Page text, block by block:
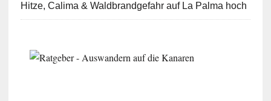
Hitze, Calima & Waldbrandgefahr auf La Palma hoch